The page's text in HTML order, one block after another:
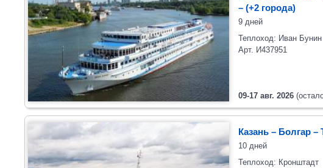
– (+2 города)
9 дней
Теплоход: Иван Бунин
09-17 авг. 2026
Арт. И437951
Казань – Болгар
10 дней
Теплоход: Кронштадт